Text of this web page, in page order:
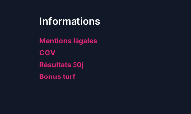
Informations
Mentions légales
CGV
Résultats 30j
Bonus turf